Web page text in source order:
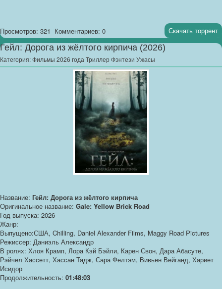
Просмотров: 321 Комментариев: 0 Скачать торрент
Гейл: Дорога из жёлтого кирпича (2026)
Категория:Фильмы 2026 года Триллер Фэнтези Ужасы
Название: Гейл: Дорога из жёлтого кирпича
Оригинальное название: Gale: Yellow Brick Road
Год выпуска: 2026
Жанр:
Выпущено:США, Chilling, Daniel Alexander Films, Maggy Road Pictures
Режиссер: Даниэль Александр
В ролях: Хлоя Крамп, Лора Кэй Бэйли, Карен Свон, Дара Абасуте,
Рэйчел Хассетт, Хассан Тадж, Сара Фелтэм, Вивьен Вейганд, Хариет
Исидор
Продолжительность: 01:48:03